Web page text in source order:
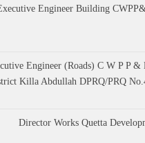
Engineer Building
Engineer (Roads) C W P P &
Killa Abdullah ​DPRQ/PRQ
Director Works Quetta